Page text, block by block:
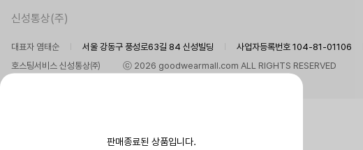
판매종료된 상품입니다.
신성통상(주)
대표자 염태순 서울 강동구 풍성로63길 84 신성빌딩 사업자등록번호 104-81-01106
호스팅서비스 신성통상㈜
ⓒ 2026 goodwearmall.com ALL RIGHTS RESERVED